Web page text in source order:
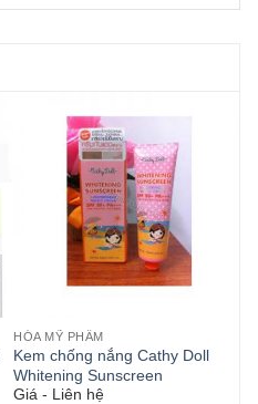
HÓA MỸ PHẨM
Kem chống nắng Cathy Doll
Whitening Sunscreen
Giá - Liên hệ